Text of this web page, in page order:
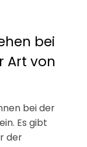
bei
Art von
bei der
Es gibt
der